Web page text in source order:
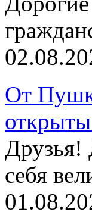
От
Друзья!
себя